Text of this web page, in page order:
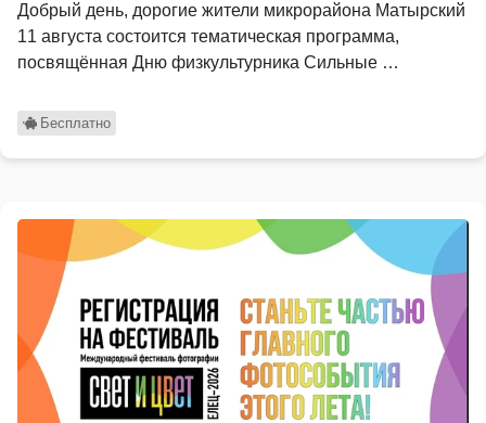
Добрый день, дорогие жители микрорайона Матырский
11 августа состоится тематическая программа,
посвящённая Дню физкультурника Сильные …
Бесплатно